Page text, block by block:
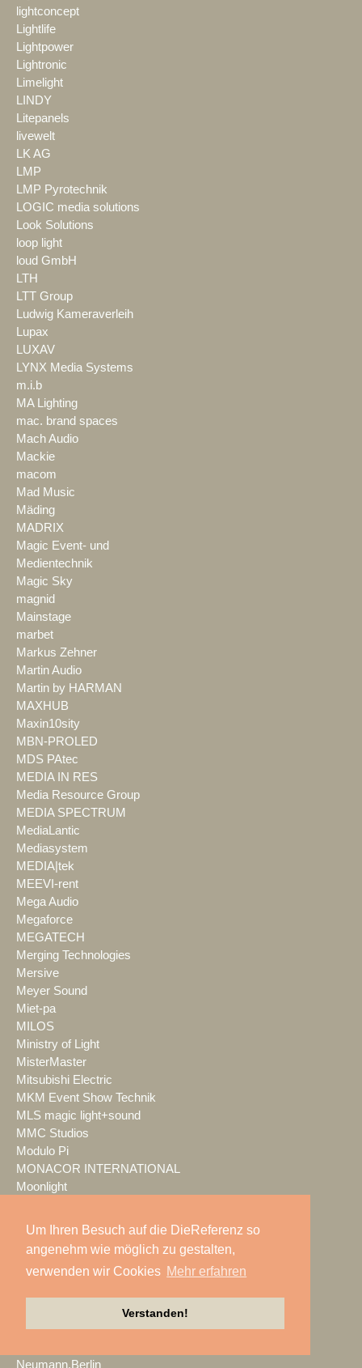
Um Ihren Besuch auf die DieReferenz so
angenehm wie möglich zu gestalten,
verwenden wir Cookies Mehr erfahren
Verstanden!
lightconcept
Lightlife
Lightpower
Lightronic
Limelight
LINDY
Litepanels
livewelt
LK AG
LMP
LMP Pyrotechnik
LOGIC media solutions
Look Solutions
loop light
loud GmbH
LTH
LTT Group
Ludwig Kameraverleih
Lupax
LUXAV
LYNX Media Systems
m.i.b
MA Lighting
mac. brand spaces
Mach Audio
Mackie
macom
Mad Music
Mäding
MADRIX
Magic Event- und
Medientechnik
Magic Sky
magnid
Mainstage
marbet
Markus Zehner
Martin Audio
Martin by HARMAN
MAXHUB
Maxin10sity
MBN-PROLED
MDS PAtec
MEDIA IN RES
Media Resource Group
MEDIA SPECTRUM
MediaLantic
Mediasystem
MEDIA|tek
MEEVI-rent
Mega Audio
Megaforce
MEGATECH
Merging Technologies
Mersive
Meyer Sound
Miet-pa
MILOS
Ministry of Light
MisterMaster
Mitsubishi Electric
MKM Event Show Technik
MLS magic light+sound
MMC Studios
Modulo Pi
MONACOR INTERNATIONAL
Moonlight
Movecat
Müller BBM
music & light design
NEC Display Solutions
NEEC Audio
Neumann.Berlin